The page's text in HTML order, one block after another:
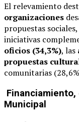
El relevamiento
organizaciones
propuestas
iniciativas
oficios (34,3%), las
propuestas
comunitarias
Municipal